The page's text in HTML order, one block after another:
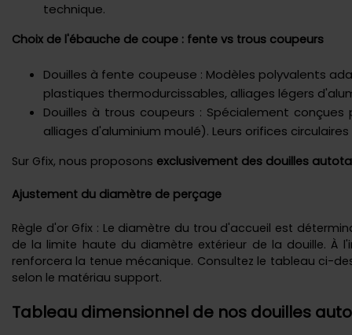
technique.
Choix de l'ébauche de coupe : fente vs trous coupeurs
Douilles à fente coupeuse : Modèles polyvalents
plastiques thermodurcissables, alliages légers
Douilles à trous coupeurs : Spécialement
alliages d'aluminium moulé). Leurs orifices
Sur Gfix, nous proposons exclusivement des douilles
Ajustement du diamètre de perçage
Règle d'or Gfix : Le diamètre du trou d'accueil est
de la limite haute du diamètre extérieur de la douille. À
renforcera la tenue mécanique. Consultez le tableau ci-
selon le matériau support.
Tableau dimensionnel de nos douilles